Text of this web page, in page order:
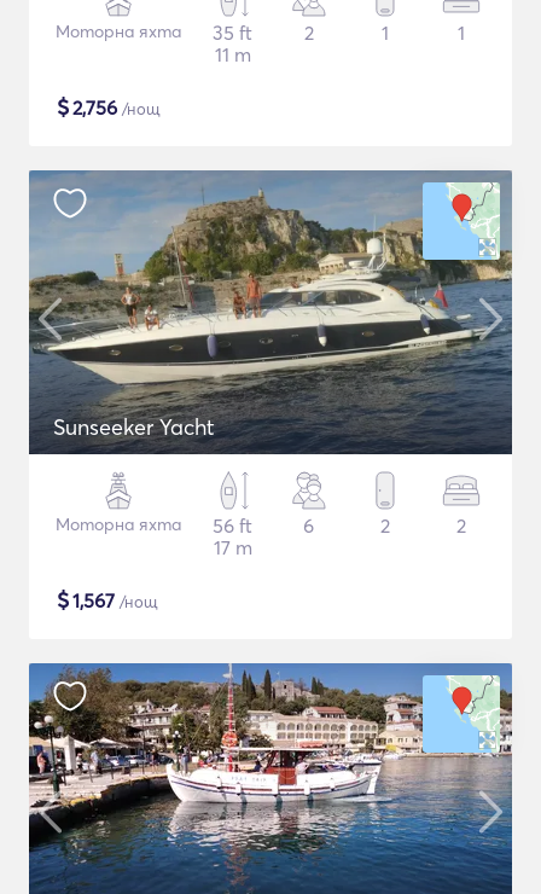
Моторна яхта
35 ft
11 m
2 1 1
$2,756 /нощ
Sunseeker Yacht
Моторна яхта
56 ft
17 m
6 2 2
$1,567 /нощ